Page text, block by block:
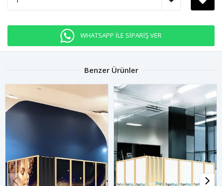
WHATSAPP İLE SİPARİŞ VER
Benzer Ürünler